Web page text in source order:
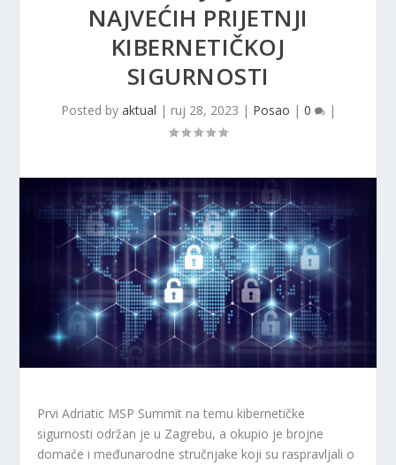
NAJVEĆIH PRIJETNJI
KIBERNETIČKOJ
SIGURNOSTI
Posted by aktual | ruj 28, 2023 | Posao | 0 |
Prvi Adriatic MSP Summit na temu kibernetičke
sigurnosti održan je u Zagrebu, a okupio je brojne
domaće i međunarodne stručnjake koji su raspravljali o